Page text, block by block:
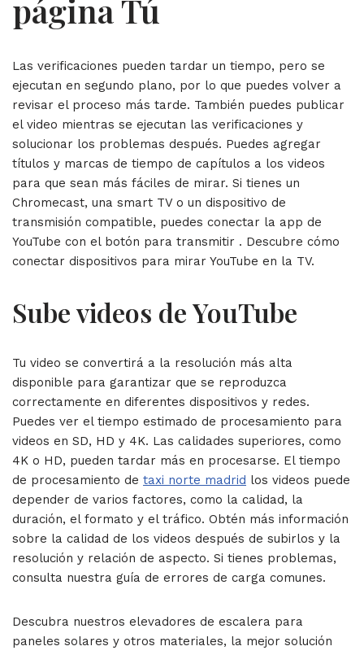
página Tú
Las verificaciones pueden tardar un tiempo, pero se
ejecutan en segundo plano, por lo que puedes volver a
revisar el proceso más tarde. También puedes publicar
el video mientras se ejecutan las verificaciones y
solucionar los problemas después. Puedes agregar
títulos y marcas de tiempo de capítulos a los videos
para que sean más fáciles de mirar. Si tienes un
Chromecast, una smart TV o un dispositivo de
transmisión compatible, puedes conectar la app de
YouTube con el botón para transmitir . Descubre cómo
conectar dispositivos para mirar YouTube en la TV.
Sube videos de YouTube
Tu video se convertirá a la resolución más alta
disponible para garantizar que se reproduzca
correctamente en diferentes dispositivos y redes.
Puedes ver el tiempo estimado de procesamiento para
videos en SD, HD y 4K. Las calidades superiores, como
4K o HD, pueden tardar más en procesarse. El tiempo
de procesamiento de taxi norte madrid los videos puede
depender de varios factores, como la calidad, la
duración, el formato y el tráfico. Obtén más información
sobre la calidad de los videos después de subirlos y la
resolución y relación de aspecto. Si tienes problemas,
consulta nuestra guía de errores de carga comunes.
Descubra nuestros elevadores de escalera para
paneles solares y otros materiales, la mejor solución